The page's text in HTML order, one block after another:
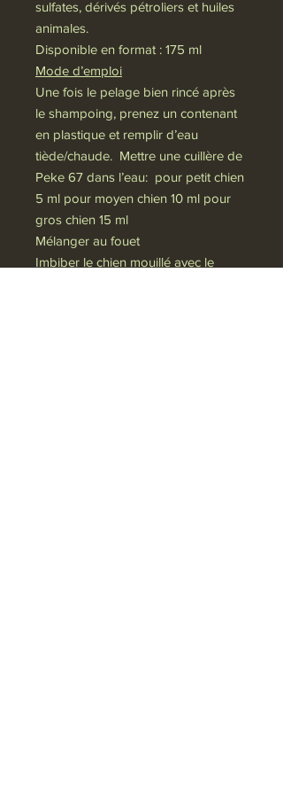
sulfates, dérivés pétroliers et huiles
animales.
Disponible en format : 175 ml
Mode d’emploi
Une fois le pelage bien rincé après
le shampoing, prenez un contenant
en plastique et remplir d’eau
tiède/chaude. Mettre une cuillère de
Peke 67 dans l’eau: pour petit chien
5 ml pour moyen chien 10 ml pour
gros chien 15 ml
Mélanger au fouet
Imbiber le chien mouillé avec le